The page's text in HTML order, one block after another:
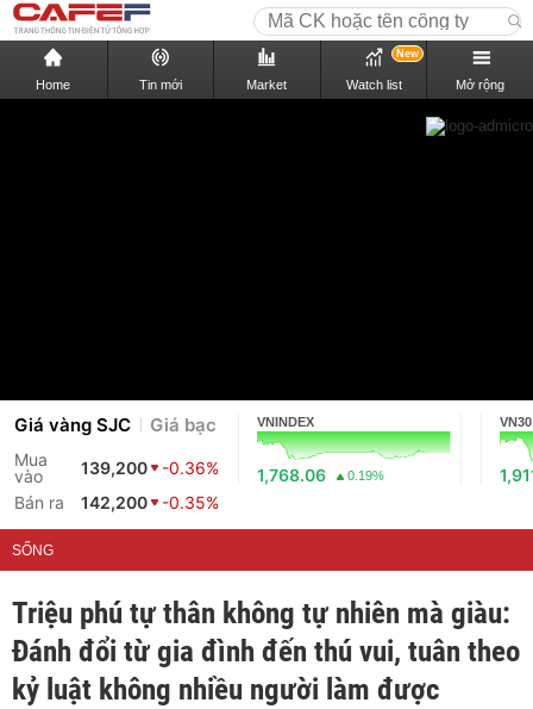
Home Tin mới Market Watch list
New
Mở rộng
Giá vàng SJC Giá bạc
Mua
vào
139,200
-0.36%
Bán ra
142,200 -0.35%
VNINDEX
1,768.06 0.19%
VN30
SỐNG
Triệu phú tự thân không tự nhiên mà giàu:
Đánh đổi từ gia đình đến thú vui, tuân theo
kỷ luật không nhiều người làm được